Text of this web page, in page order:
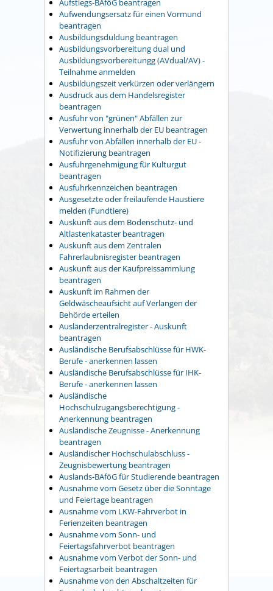
Aufwendungsersatz für einen Vormund
beantragen
Ausbildungsduldung beantragen
Ausbildungsvorbereitung dual und
Ausbildungsvorbereitungg (AVdual/AV) -
Teilnahme anmelden
Ausbildungszeit verkürzen oder verlängern
Ausdruck aus dem Handelsregister
beantragen
Ausfuhr von "grünen" Abfällen zur
Verwertung innerhalb der EU beantragen
Ausfuhr von Abfällen innerhalb der EU -
Notifizierung beantragen
Ausfuhrgenehmigung für Kulturgut
beantragen
Ausfuhrkennzeichen beantragen
Ausgesetzte oder freilaufende Haustiere
melden (Fundtiere)
Auskunft aus dem Bodenschutz- und
Altlastenkataster beantragen
Auskunft aus dem Zentralen
Fahrerlaubnisregister beantragen
Auskunft aus der Kaufpreissammlung
beantragen
Auskunft im Rahmen der
Geldwäscheaufsicht auf Verlangen der
Behörde erteilen
Ausländerzentralregister - Auskunft
beantragen
Ausländische Berufsabschlüsse für HWK-
Berufe - anerkennen lassen
Ausländische Berufsabschlüsse für IHK-
Berufe - anerkennen lassen
Ausländische
Hochschulzugangsberechtigung -
Anerkennung beantragen
Ausländische Zeugnisse - Anerkennung
beantragen
Ausländischer Hochschulabschluss -
Zeugnisbewertung beantragen
Auslands-BAföG für Studierende beantragen
Ausnahme vom Gesetz über die Sonntage
und Feiertage beantragen
Ausnahme vom LKW-Fahrverbot in
Ferienzeiten beantragen
Ausnahme vom Sonn- und
Feiertagsfahrverbot beantragen
Ausnahme vom Verbot der Sonn- und
Feiertagsarbeit beantragen
Ausnahme von den Abschaltzeiten für